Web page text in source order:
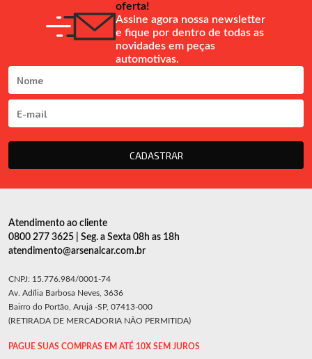
oferta!
Assine agora nossa newsletter
e fique por dentro de todas as
novidades em peças
automotivas.
CADASTRAR
Atendimento ao cliente
0800 277 3625 | Seg. a Sexta 08h as 18h
atendimento@arsenalcar.com.br
CNPJ: 15.776.984/0001-74
Av. Adília Barbosa Neves, 3636
Bairro do Portão, Arujá -SP, 07413-000
(RETIRADA DE MERCADORIA NÃO PERMITIDA)
PAGUE SUAS COMPRAS EM ATÉ 10X SEM JUROS